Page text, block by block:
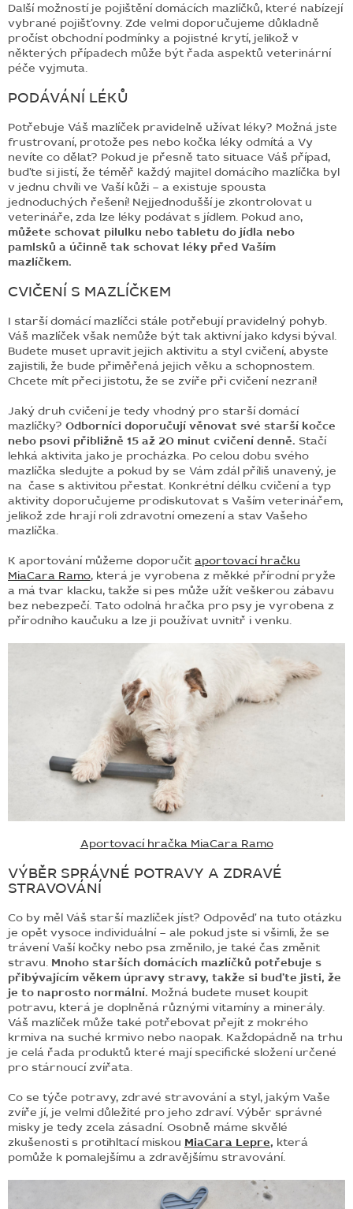
Další možností je pojištění domácích mazlíčků, které nabízejí
vybrané pojišťovny. Zde velmi doporučujeme důkladně
pročíst obchodní podmínky a pojistné krytí, jelikož v
některých případech může být řada aspektů veterinární
péče vyjmuta.
PODÁVÁNÍ LÉKŮ
Potřebuje Váš mazlíček pravidelně užívat léky? Možná jste
frustrovaní, protože pes nebo kočka léky odmítá a Vy
nevíte co dělat? Pokud je přesně tato situace Váš případ,
buďte si jistí, že téměř každý majitel domácího mazlíčka byl
v jednu chvíli ve Vaší kůži – a existuje spousta
jednoduchých řešení! Nejjednodušší je zkontrolovat u
veterináře, zda lze léky podávat s jídlem. Pokud ano,
můžete schovat pilulku nebo tabletu do jídla nebo
pamlsků a účinně tak schovat léky před Vaším
mazlíčkem.
CVIČENÍ S MAZLÍČKEM
I starší domácí mazlíčci stále potřebují pravidelný pohyb.
Váš mazlíček však nemůže být tak aktivní jako kdysi býval.
Budete muset upravit jejich aktivitu a styl cvičení, abyste
zajistili, že bude přiměřená jejich věku a schopnostem.
Chcete mít přeci jistotu, že se zvíře při cvičení nezraní!
Jaký druh cvičení je tedy vhodný pro starší domácí
mazlíčky? Odborníci doporučují věnovat své starší kočce
nebo psovi přibližně 15 až 20 minut cvičení denně. Stačí
lehká aktivita jako je procházka. Po celou dobu svého
mazlíčka sledujte a pokud by se Vám zdál příliš unavený, je
na čase s aktivitou přestat. Konkrétní délku cvičení a typ
aktivity doporučujeme prodiskutovat s Vaším veterinářem,
jelikož zde hrají roli zdravotní omezení a stav Vašeho
mazlíčka.
K aportování můžeme doporučit aportovací hračku
MiaCara Ramo, která je vyrobena z měkké přírodní pryže
a má tvar klacku, takže si pes může užít veškerou zábavu
bez nebezpečí. Tato odolná hračka pro psy je vyrobena z
přírodního kaučuku a lze ji používat uvnitř i venku.
Aportovací hračka MiaCara Ramo
VÝBĚR SPRÁVNÉ POTRAVY A ZDRAVÉ
STRAVOVÁNÍ
Co by měl Váš starší mazlíček jíst? Odpověď na tuto otázku
je opět vysoce individuální – ale pokud jste si všimli, že se
trávení Vaší kočky nebo psa změnilo, je také čas změnit
stravu. Mnoho starších domácích mazlíčků potřebuje s
přibývajícím věkem úpravy stravy, takže si buďte jisti, že
je to naprosto normální. Možná budete muset koupit
potravu, která je doplněná různými vitamíny a minerály.
Váš mazlíček může také potřebovat přejít z mokrého
krmiva na suché krmivo nebo naopak. Každopádně na trhu
je celá řada produktů které mají specifické složení určené
pro stárnoucí zvířata.
Co se týče potravy, zdravé stravování a styl, jakým Vaše
zvíře jí, je velmi důležité pro jeho zdraví. Výběr správné
misky je tedy zcela zásadní. Osobně máme skvělé
zkušenosti s protihltací miskou MiaCara Lepre, která
pomůže k pomalejšímu a zdravějšímu stravování.